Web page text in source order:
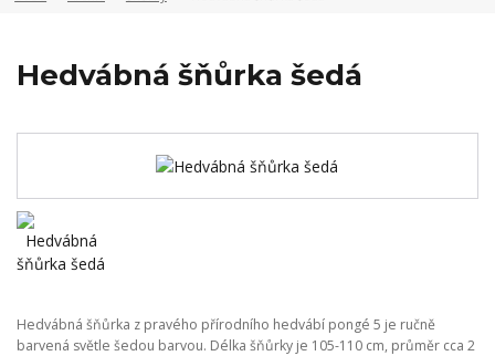
Hedvábná šňůrka šedá
Hedvábná šňůrka z pravého přírodního hedvábí pongé 5 je ručně
barvená světle šedou barvou. Délka šňůrky je 105-110 cm, průměr cca 2